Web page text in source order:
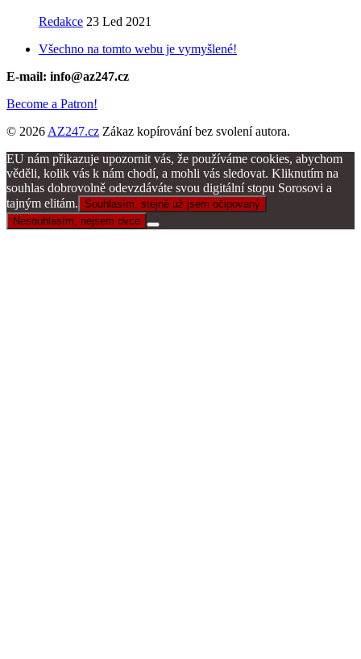
Redakce 23 Led 2021
Všechno na tomto webu je vymyšlené!
E-mail: info@az247.cz
Become a Patron!
© 2026 AZ247.cz Zákaz kopírování bez svolení autora.
EU nám přikazuje upozornit vás, že používáme cookies, abychom
věděli, kolik vás k nám chodí, a mohli vás sledovat. Kliknutím na
souhlas dobrovolně odevzdáváte svou digitální stopu Sorosovi a
tajným elitám. Souhlasím, stejně už jsem očipovaný
Nesouhlasím, nejsem ovce